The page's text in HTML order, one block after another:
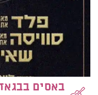
באסים